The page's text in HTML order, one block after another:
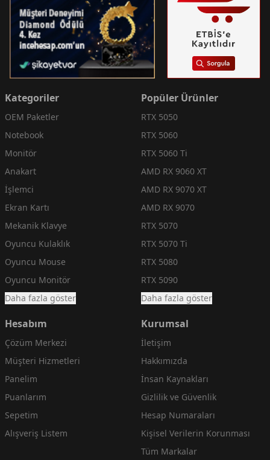
Kategoriler
OEM Paketler
Notebook
Monitör
Anakart
İşlemci
Ekran Kartı
Mekanik Klavye
Oyuncu Kulaklık
Oyuncu Mouse
Oyuncu Monitör
Daha fazla göster
Popüler Ürünler
RTX 5050
RTX 5060
RTX 5060 Ti
AMD RX 9060 XT
AMD RX 9070 XT
AMD RX 9070
RTX 5070
RTX 5070 Ti
RTX 5080
RTX 5090
Daha fazla göster
Hesabım
Çözüm Merkezi
Müşteri Hizmetleri
Panelim
Puanlarım
Sepetim
Alışveriş Listem
Kurumsal
İletişim
Hakkımızda
İnsan Kaynakları
Gizlilik ve Güvenlik
Hesap Numaraları
Kişisel Verilerin Korunması
Tüm Markalar